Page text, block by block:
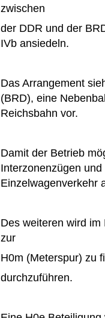
zwischen
der DDR und der
IVb ansiedeln.
Das Arrangement
(BRD), eine
Reichsbahn vor.
Damit der Betrieb
Interzonenzügen
Einzelwagenverkehr
Des weiteren wird
zur
H0m (Meterspur) zu
durchzuführen.